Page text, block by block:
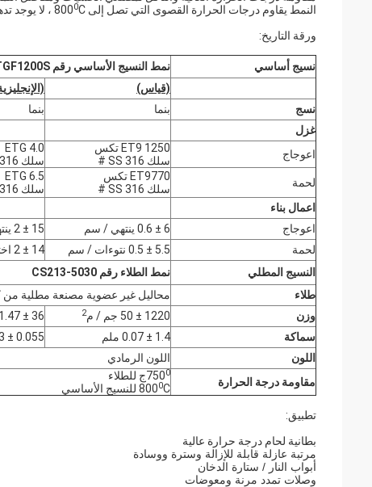
النمط يقاوم درجات الحرارة القصوى التي تصل إلى 800
0C ، لا يوجد تدهور كبير في المرونة أو القوة ، بدون انبعاث دخان / أبخرة عند اشتعال النيران.
ورقة التاريخ:
نسيج أساسي
نمط النسيج الأساسي رقم TGF1200S
(قياس)
نسج
بنما
بنما
غزل
اعوجاج
ET9 1250 تكس
سلك SS 316 #
ETG 4.0
سلك SS 316 #
لحمة
ET9770 تكس
سلك SS 316 #
ETG 6.5
سلك SS 316 #
اعمال بناء
اعوجاج
6 ± 0.6 ينتهي / سم 15 ± 2 ينتهي / بوصة
لحمة
5.5 ± 0.5 نتوءات / سم 14 ± 2 اختيارات / بوصة
النسيج المطلي
نمط الطلاء رقم CS213-5030
طلاء
محاليل غير عضوية مصنعة مطلية من
وزن
1220 ± 50 جم / م 2 36 ± 1.47 أوقية / ياردة
سماكة
1.4 ± 0.07 ملم 0.055 ± 0.003 بوصة
اللون
اللون الرمادي
مقاومة درجة الحرارة
7500
ج للطلاء
8000C للنسيج الأساسي
تطبيق:
بطانية لحام درجة حرارة عالية
مرتبة عازلة قابلة للإزالة وسترة ووسادة
أبواب النار / ستارة الدخان
وصلات تمدد مرنة ومعوضات